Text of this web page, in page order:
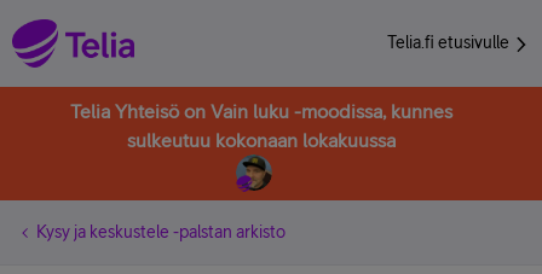
Telia.fi etusivulle
Telia Yhteisö on Vain luku -moodissa, kunnes
sulkeutuu kokonaan lokakuussa
Kysy ja keskustele -palstan arkisto